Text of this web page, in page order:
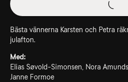
Bästa vännerna Karsten och Petra
julafton.
Med:
Elias Søvold-Simonsen, Nora
Janne Formoe